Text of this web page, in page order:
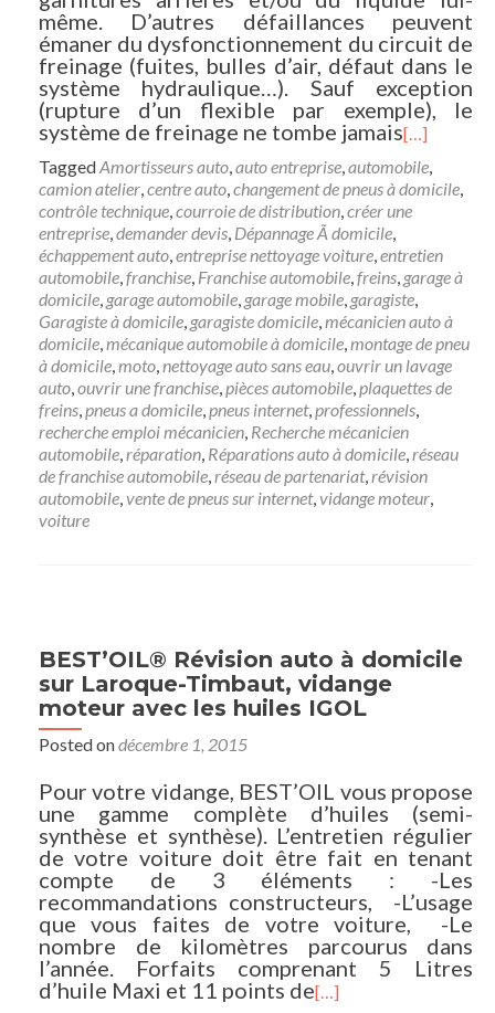
même. D’autres défaillances peuvent
émaner du dysfonctionnement du circuit de
freinage (fuites, bulles d’air, défaut dans le
système hydraulique…). Sauf exception
(rupture d’un flexible par exemple), le
système de freinage ne tombe jamais[…]
TaggedAmortisseurs auto,auto entreprise,automobile,
camion atelier,centre auto,changement de pneus à domicile,
contrôle technique,courroie de distribution,créer une
entreprise,demander devis, Dépannage Ã domicile,
échappement auto,entreprise nettoyage voiture,entretien
automobile,franchise, Franchise automobile,freins, garage à
domicile, garage automobile, garage mobile, garagiste,
Garagiste à domicile, garagiste domicile,mécanicien auto à
domicile,mécanique automobile à domicile,montage de pneu
à domicile,moto,nettoyage auto sans eau,ouvrir un lavage
auto,ouvrir une franchise,pièces automobile,plaquettes de
freins,pneus a domicile,pneus internet,professionnels,
recherche emploi mécanicien, Recherche mécanicien
automobile,réparation, Réparations auto à domicile,réseau
de franchise automobile,réseau de partenariat,révision
automobile,vente de pneus sur internet,vidange moteur,
voiture
BEST’OIL® Révision auto à domicile
sur Laroque-Timbaut, vidange
moteur avec les huiles IGOL
Posted ondécembre 1, 2015
Pour votre vidange, BEST’OIL vous propose
une gamme complète d’huiles (semi-
synthèse et synthèse). L’entretien régulier
de votre voiture doit être fait en tenant
compte de 3 éléments : -Les
recommandations constructeurs, -L’usage
que vous faites de votre voiture, -Le
nombre de kilomètres parcourus dans
l’année. Forfaits comprenant 5 Litres
d’huile Maxi et 11 points de[…]